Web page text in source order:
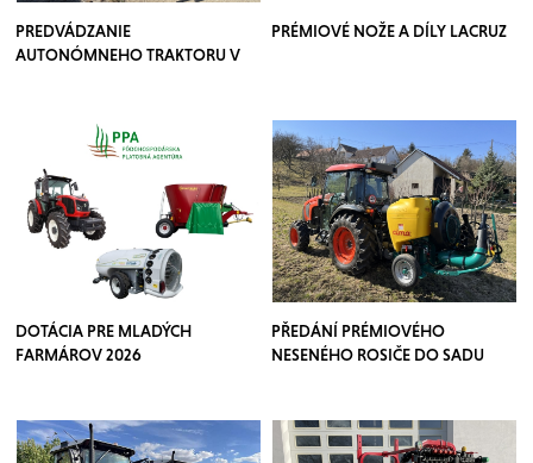
PREDVÁDZANIE
AUTONÓMNEHO TRAKTORU V
PRÉMIOVÉ NOŽE A DÍLY LACRUZ
DOTÁCIA PRE MLADÝCH
FARMÁROV 2026
PŘEDÁNÍ PRÉMIOVÉHO
NESENÉHO ROSIČE DO SADU